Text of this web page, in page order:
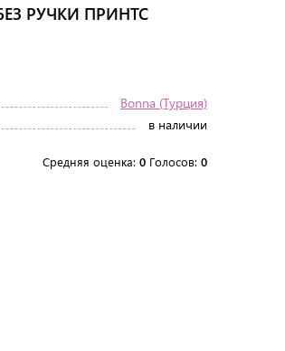
РУЧКИ ПРИНТС
Bonna (Турция)
в наличии
Средняя оценка: 0 Голосов: 0